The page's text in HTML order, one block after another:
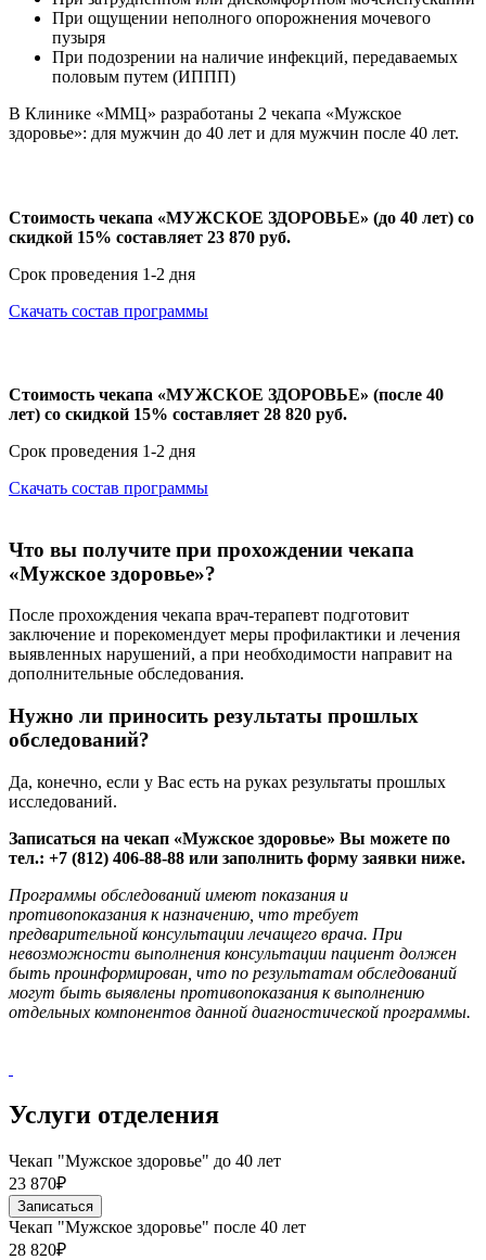
При ощущении неполного опорожнения мочевого
пузыря
При подозрении на наличие инфекций, передаваемых
половым путем (ИППП)
В Клинике «ММЦ» разработаны 2 чекапа «Мужское
здоровье»: для мужчин до 40 лет и для мужчин после 40 лет.
Стоимость чекапа «МУЖСКОЕ ЗДОРОВЬЕ» (до 40 лет) со
скидкой 15% составляет 23 870 руб.
Срок проведения 1-2 дня
Скачать состав программы
Стоимость чекапа «МУЖСКОЕ ЗДОРОВЬЕ» (после 40
лет) со скидкой 15% составляет 28 820 руб.
Срок проведения 1-2 дня
Скачать состав программы
Что вы получите при прохождении чекапа
«Мужское здоровье»?
После прохождения чекапа врач-терапевт подготовит
заключение и порекомендует меры профилактики и лечения
выявленных нарушений, а при необходимости направит на
дополнительные обследования.
Нужно ли приносить результаты прошлых
обследований?
Да, конечно, если у Вас есть на руках результаты прошлых
исследований.
Записаться на чекап «Мужское здоровье» Вы можете по
тел.: +7 (812) 406-88-88 или заполнить форму заявки ниже.
Программы обследований имеют показания и
противопоказания к назначению, что требует
предварительной консультации лечащего врача. При
невозможности выполнения консультации пациент должен
быть проинформирован, что по результатам обследований
могут быть выявлены противопоказания к выполнению
отдельных компонентов данной диагностической программы.
Услуги отделения
Чекап "Мужское здоровье" до 40 лет
23 870₽
Записаться
Чекап "Мужское здоровье" после 40 лет
28 820₽